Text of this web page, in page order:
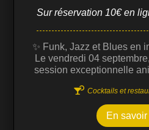
Sur réservation 10€ en
✨ Funk, Jazz et Blues en
Le vendredi 04
session exceptionnelle
son univers musical riche
funk et blues. Cette jam
 Cocktails et
En